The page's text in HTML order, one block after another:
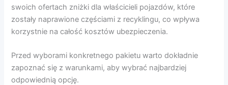
swoich ofertach zniżki dla właścicieli pojazdów, które
zostały naprawione częściami z recyklingu, co wpływa
korzystnie na całość kosztów ubezpieczenia.
Przed wyborami konkretnego pakietu warto dokładnie
zapoznać się z warunkami, aby wybrać najbardziej
odpowiednią opcję.